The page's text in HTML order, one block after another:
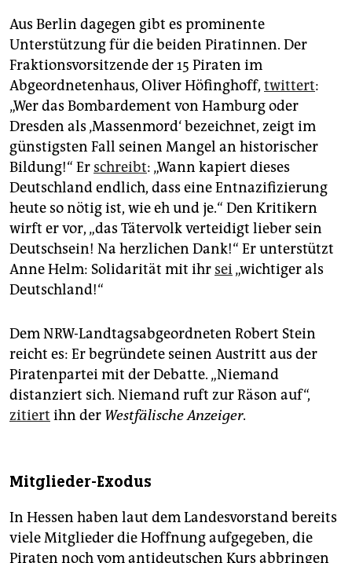
Aus Berlin dagegen gibt es prominente
Unterstützung für die beiden Piratinnen. Der
Fraktionsvorsitzende der 15 Piraten im
Abgeordnetenhaus, Oliver Höfinghoff, twittert:
„Wer das Bombardement von Hamburg oder
Dresden als ‚Massenmord‘ bezeichnet, zeigt im
günstigsten Fall seinen Mangel an historischer
Bildung!“ Er schreibt: „Wann kapiert dieses
Deutschland endlich, dass eine Entnazifizierung
heute so nötig ist, wie eh und je.“ Den Kritikern
wirft er vor, „das Tätervolk verteidigt lieber sein
Deutschsein! Na herzlichen Dank!“ Er unterstützt
Anne Helm: Solidarität mit ihr sei„wichtiger als
Deutschland!“
Dem NRW-Landtagsabgeordneten Robert Stein
reicht es: Er begründete seinen Austritt aus der
Piratenpartei mit der Debatte. „Niemand
distanziert sich. Niemand ruft zur Räson auf“,
zitiert ihn der Westfälische Anzeiger.
Mitglieder-Exodus
In Hessen haben laut dem Landesvorstand bereits
viele Mitglieder die Hoffnung aufgegeben, die
Piraten noch vom antideutschen Kurs abbringen